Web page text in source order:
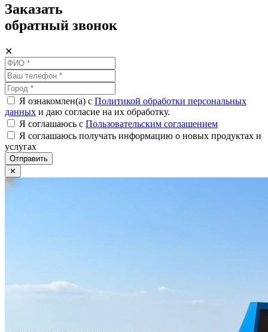
Заказать
обратный звонок
✕
Я ознакомлен(а) с Политикой обработки персональных
данных и даю согласие на их обработку.
Я соглашаюсь c Пользовательским соглашением
Я соглашаюсь получать информацию о новых продуктах и
услугах
Отправить
✕